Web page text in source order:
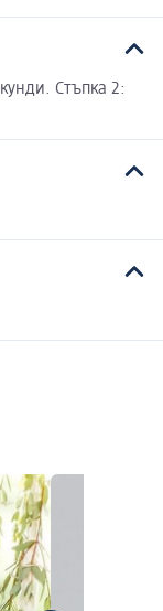
Стъпка 2: